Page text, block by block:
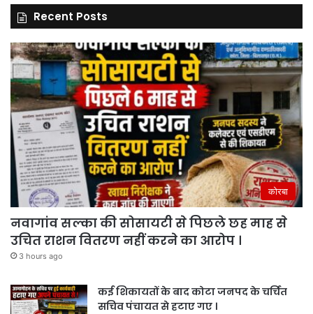
Recent Posts
कोरबा
नवागांव सल्का की सोसायटी से पिछले छह माह से
उचित राशन वितरण नहीं करने का आरोप ।
3 hours ago
कई शिकायतों के बाद कोटा जनपद के चर्चित
सचिव पंचायत से हटाए गए ।